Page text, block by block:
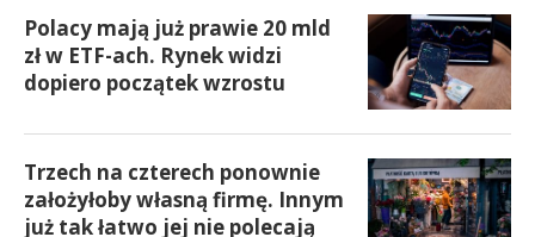
Polacy mają już prawie 20 mld
zł w ETF-ach. Rynek widzi
dopiero początek wzrostu
Trzech na czterech ponownie
założyłoby własną firmę. Innym
już tak łatwo jej nie polecają